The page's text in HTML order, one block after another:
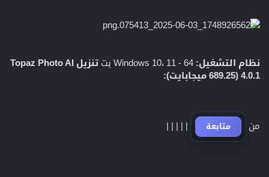
نظام التشغيل:
تنزيل Topaz Photo AI
4.0.1 (689.25 ميجابايت):
من متابعة |
|
|
|
|